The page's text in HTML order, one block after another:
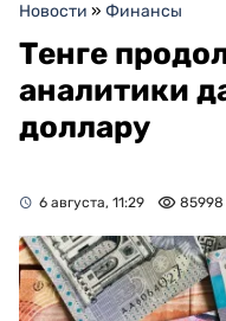
Новости » Финансы
Тенге
аналитики
доллару
6 августа, 11:29 85998